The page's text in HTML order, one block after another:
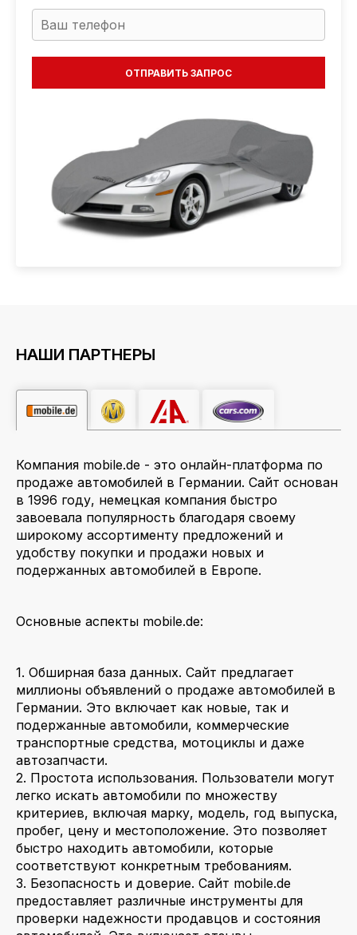
НАШИ ПАРТНЕРЫ
Компания mobile.de - это онлайн-платформа по
продаже автомобилей в Германии. Сайт основан
в 1996 году, немецкая компания быстро
завоевала популярность благодаря своему
широкому ассортименту предложений и
удобству покупки и продажи новых и
подержанных автомобилей в Европе.
Основные аспекты mobile.de:
1. Обширная база данных. Сайт предлагает
миллионы объявлений о продаже автомобилей в
Германии. Это включает как новые, так и
подержанные автомобили, коммерческие
транспортные средства, мотоциклы и даже
автозапчасти.
2. Простота использования. Пользователи могут
легко искать автомобили по множеству
критериев, включая марку, модель, год выпуска,
пробег, цену и местоположение. Это позволяет
быстро находить автомобили, которые
соответствуют конкретным требованиям.
3. Безопасность и доверие. Сайт mobile.de
предоставляет различные инструменты для
проверки надежности продавцов и состояния